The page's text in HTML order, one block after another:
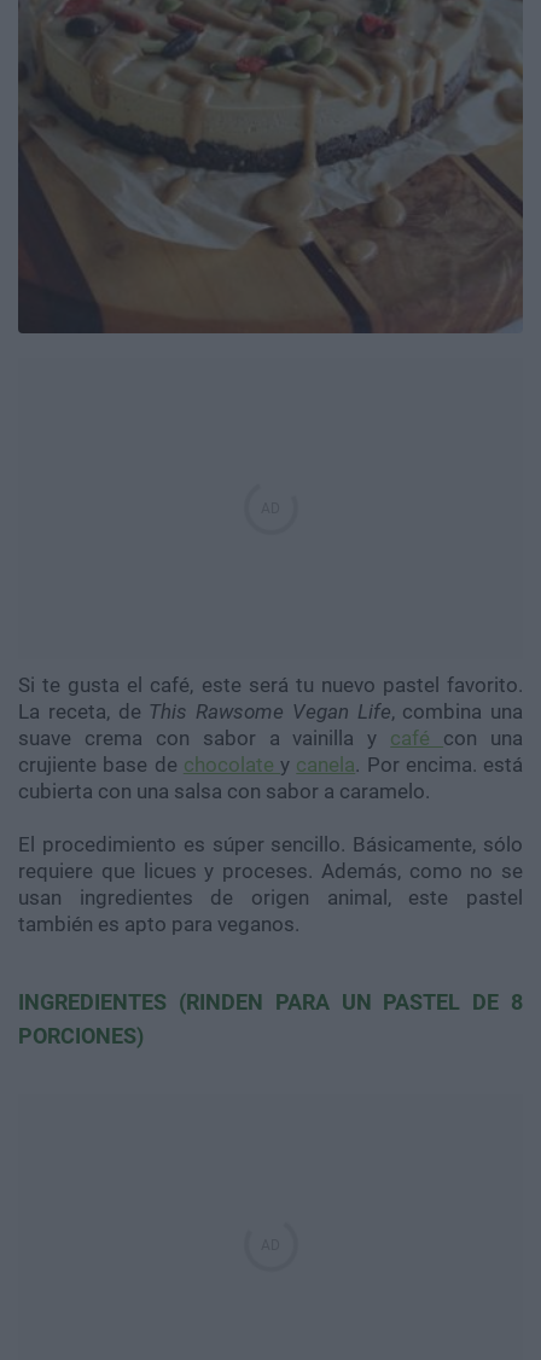
Si te gusta el café, este será tu nuevo pastel favorito.
La receta, de This Rawsome Vegan Life, combina una
suave crema con sabor a vainilla y café con una
crujiente base de chocolate y canela. Por encima. está
cubierta con una salsa con sabor a caramelo.
El procedimiento es súper sencillo. Básicamente, sólo
requiere que licues y proceses. Además, como no se
usan ingredientes de origen animal, este pastel
también es apto para veganos.
INGREDIENTES (RINDEN PARA UN PASTEL DE 8
PORCIONES)